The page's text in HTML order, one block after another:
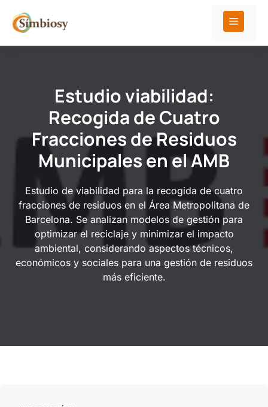
contenido
Estudio viabilidad:
Recogida de Cuatro
Fracciones de Residuos
Municipales en el AMB
Estudio de viabilidad para la recogida de cuatro
fracciones de residuos en el Área Metropolitana de
Barcelona. Se analizan modelos de gestión para
optimizar el reciclaje y minimizar el impacto
ambiental, considerando aspectos técnicos,
económicos y sociales para una gestión de residuos
más eficiente.